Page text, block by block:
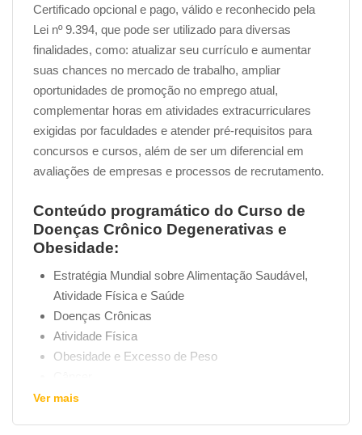
Certificado opcional e pago, válido e reconhecido pela
Lei nº 9.394, que pode ser utilizado para diversas
finalidades, como: atualizar seu currículo e aumentar
suas chances no mercado de trabalho, ampliar
oportunidades de promoção no emprego atual,
complementar horas em atividades extracurriculares
exigidas por faculdades e atender pré-requisitos para
concursos e cursos, além de ser um diferencial em
avaliações de empresas e processos de recrutamento.
Conteúdo programático do Curso de
Doenças Crônico Degenerativas e
Obesidade:
Estratégia Mundial sobre Alimentação Saudável,
Atividade Física e Saúde
Doenças Crônicas
Atividade Física
Obesidade e Excesso de Peso
Diabetes
Ver mais